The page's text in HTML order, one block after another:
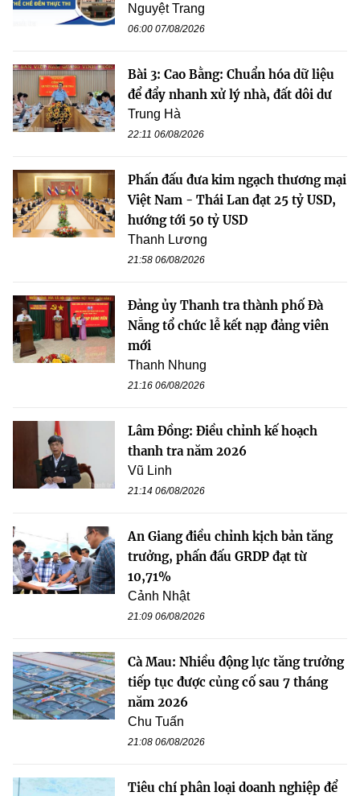
Nguyệt Trang
06:00 07/08/2026
Bài 3: Cao Bằng: Chuẩn hóa dữ liệu
để đẩy nhanh xử lý nhà, đất dôi dư
Trung Hà
22:11 06/08/2026
Phấn đấu đưa kim ngạch thương mại
Việt Nam - Thái Lan đạt 25 tỷ USD,
hướng tới 50 tỷ USD
Thanh Lương
21:58 06/08/2026
Đảng ủy Thanh tra thành phố Đà
Nẵng tổ chức lễ kết nạp đảng viên
mới
Thanh Nhung
21:16 06/08/2026
Lâm Đồng: Điều chỉnh kế hoạch
thanh tra năm 2026
Vũ Linh
21:14 06/08/2026
An Giang điều chỉnh kịch bản tăng
trưởng, phấn đấu GRDP đạt từ
10,71%
Cảnh Nhật
21:09 06/08/2026
Cà Mau: Nhiều động lực tăng trưởng
tiếp tục được củng cố sau 7 tháng
năm 2026
Chu Tuấn
21:08 06/08/2026
Tiêu chí phân loại doanh nghiệp để